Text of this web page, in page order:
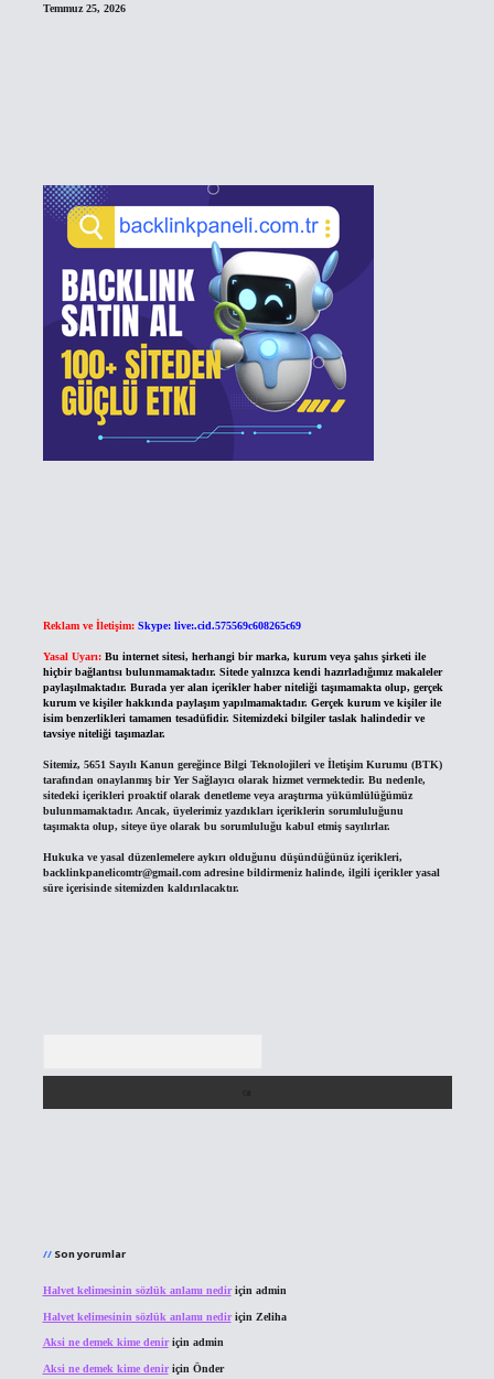
Temmuz 25, 2026
Reklam ve İletişim: Skype: live:.cid.575569c608265c69
Yasal Uyarı: Bu internet sitesi, herhangi bir marka, kurum veya şahıs şirketi ile
hiçbir bağlantısı bulunmamaktadır. Sitede yalnızca kendi hazırladığımız makaleler
paylaşılmaktadır. Burada yer alan içerikler haber niteliği taşımamakta olup, gerçek
kurum ve kişiler hakkında paylaşım yapılmamaktadır. Gerçek kurum ve kişiler ile
isim benzerlikleri tamamen tesadüfidir. Sitemizdeki bilgiler taslak halindedir ve
tavsiye niteliği taşımazlar.
Sitemiz, 5651 Sayılı Kanun gereğince Bilgi Teknolojileri ve İletişim Kurumu (BTK)
tarafından onaylanmış bir Yer Sağlayıcı olarak hizmet vermektedir. Bu nedenle,
sitedeki içerikleri proaktif olarak denetleme veya araştırma yükümlülüğümüz
bulunmamaktadır. Ancak, üyelerimiz yazdıkları içeriklerin sorumluluğunu
taşımakta olup, siteye üye olarak bu sorumluluğu kabul etmiş sayılırlar.
Hukuka ve yasal düzenlemelere aykırı olduğunu düşündüğünüz içerikleri,
backlinkpanelicomtr@gmail.comadresine bildirmeniz halinde, ilgili içerikler yasal
süre içerisinde sitemizden kaldırılacaktır.
Son yorumlar
Halvet kelimesinin sözlük anlamı nediriçin admin
Halvet kelimesinin sözlük anlamı nediriçin Zeliha
Aksi ne demek kime deniriçin admin
Aksi ne demek kime deniriçin Önder